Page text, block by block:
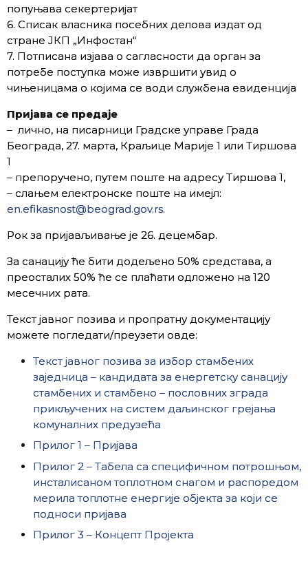
попуњава секертеријат
6. Списак власника посебних делова издат од
стране ЈКП „Инфостан“
7. Потписана изјава о сагласности да орган за
потребе поступка може извршити увид о
чињеницама о којима се води службена евиденција
Пријава се предаје
– лично, на писарници Градске управе Града
Београда, 27. марта, Краљице Марије 1 или Тиршова
1
– препоручено, путем поште на адресу Тиршова 1,
– слањем електронске поште на имејл:
en.efikasnost@beograd.gov.rs.
Рок за пријављивање је 26. децембар.
За санацију ће бити додељено 50% средстава, а
преосталих 50% ће се плаћати одложено на 120
месечних рата.
Текст јавног позива и пропратну документацију
можете погледати/преузети овде:
Текст јавног позива за избор стамбених
заједница – кандидата за енергетску санацију
стамбених и стамбено – пословних зграда
прикључених на систем даљинског грејања
комуналних предузећа
Прилог 1 – Пријава
Прилог 2 – Табела са специфичном потрошњом,
инсталисаном топлотном снагом и распоредом
мерила топлотне енергије објекта за који се
подноси пријава
Прилог 3 – Концепт Пројекта